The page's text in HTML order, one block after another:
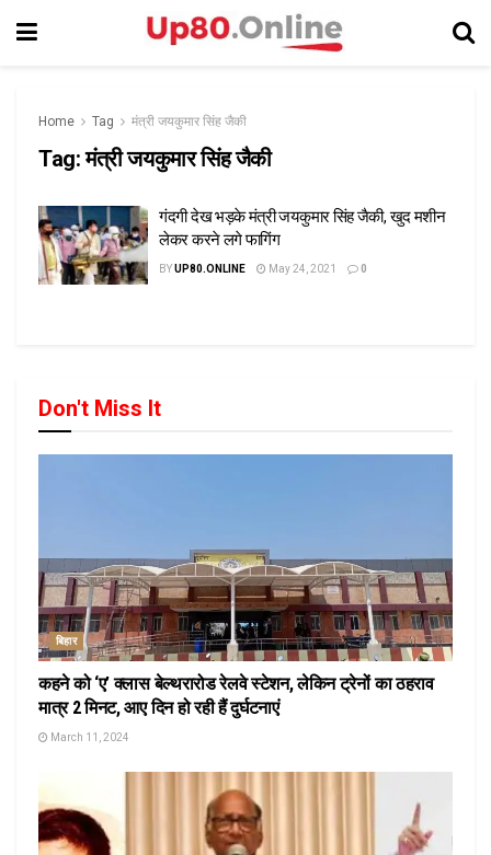
Home Tag मंत्री जयकुमार सिंह जैकी
Tag:मंत्री जयकुमार सिंह जैकी
गंदगी देख भड़के मंत्री जयकुमार सिंह जैकी, खुद मशीन
लेकर करने लगे फागिंग
BYUP80.ONLINE May 24, 2021 0
Don't Miss It
बिहार
कहने को ‘ए’ क्लास बेल्थरारोड रेलवे स्टेशन, लेकिन ट्रेनों का ठहराव
मात्र 2 मिनट, आए दिन हो रही हैं दुर्घटनाएं
March 11, 2024